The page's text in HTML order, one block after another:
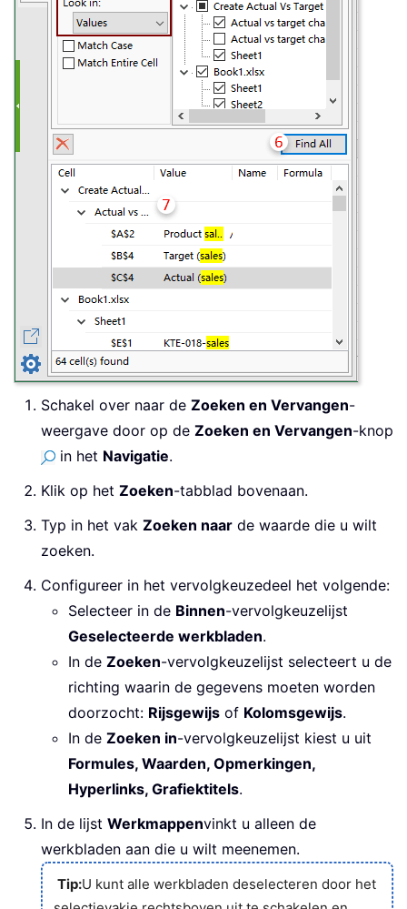
Schakel over naar de Zoeken en Vervangen-
weergave door op de Zoeken en Vervangen-knop
in het Navigatie.
Klik op het Zoeken-tabblad bovenaan.
Typ in het vak Zoeken naar de waarde die u wilt
zoeken.
Configureer in het vervolgkeuzedeel het volgende:
Selecteer in de Binnen-vervolgkeuzelijst
Geselecteerde werkbladen.
In de Zoeken-vervolgkeuzelijst selecteert u de
richting waarin de gegevens moeten worden
doorzocht: Rijsgewijs of Kolomsgewijs.
In de Zoeken in-vervolgkeuzelijst kiest u uit
Formules, Waarden, Opmerkingen,
Hyperlinks, Grafiektitels.
In de lijst Werkmappenvinkt u alleen de
werkbladen aan die u wilt meenemen.
Tip:U kunt alle werkbladen deselecteren door het